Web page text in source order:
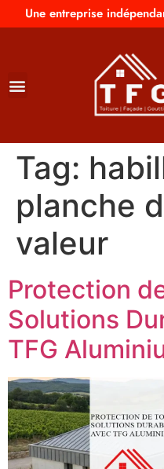
Une entreprise
Tag:
planche
valeur
Protection
Solutions
TFG